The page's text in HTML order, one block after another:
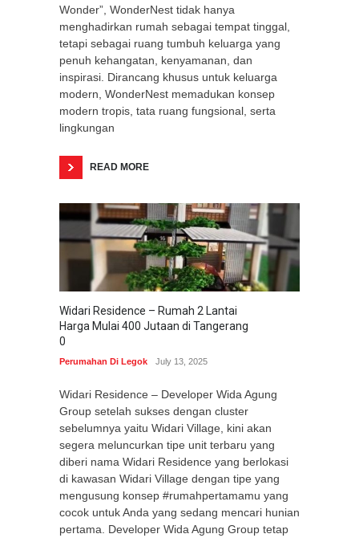
Wonder”, WonderNest tidak hanya
menghadirkan rumah sebagai tempat tinggal,
tetapi sebagai ruang tumbuh keluarga yang
penuh kehangatan, kenyamanan, dan
inspirasi. Dirancang khusus untuk keluarga
modern, WonderNest memadukan konsep
modern tropis, tata ruang fungsional, serta
lingkungan
READ MORE
Widari Residence – Rumah 2 Lantai
Harga Mulai 400 Jutaan di Tangerang
0
Perumahan Di Legok July 13, 2025
Widari Residence – Developer Wida Agung
Group setelah sukses dengan cluster
sebelumnya yaitu Widari Village, kini akan
segera meluncurkan tipe unit terbaru yang
diberi nama Widari Residence yang berlokasi
di kawasan Widari Village dengan tipe yang
mengusung konsep #rumahpertamamu yang
cocok untuk Anda yang sedang mencari hunian
pertama. Developer Wida Agung Group tetap